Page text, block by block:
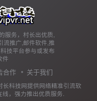
服务，村长出优质,
流推广,邮件软件,推
技平台参与或发布
件
合作 关于我们
长科技网提供网络精准引流软
，强力推出优质服务.